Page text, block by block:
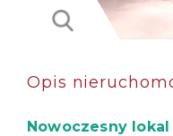
Opis
Nowoczesny